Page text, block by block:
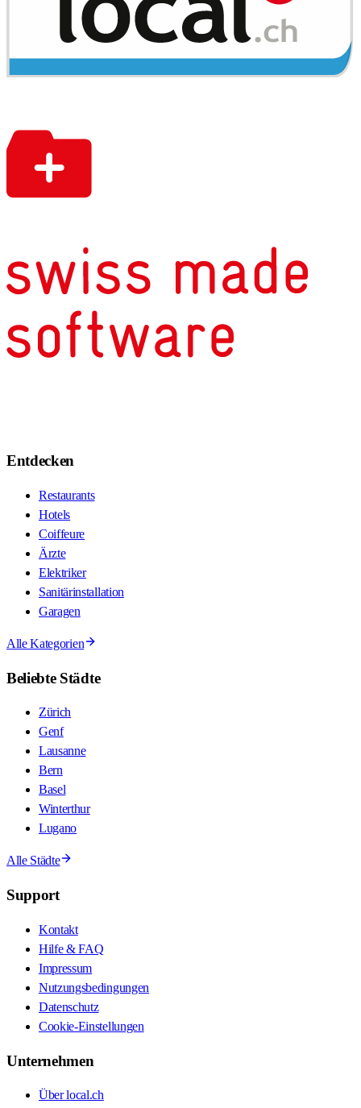
Entdecken
Restaurants
Hotels
Coiffeure
Ärzte
Elektriker
Sanitärinstallation
Garagen
Alle Kategorien
Beliebte Städte
Zürich
Genf
Lausanne
Bern
Basel
Winterthur
Lugano
Alle Städte
Support
Kontakt
Hilfe & FAQ
Impressum
Nutzungsbedingungen
Datenschutz
Cookie-Einstellungen
Unternehmen
Über local.ch